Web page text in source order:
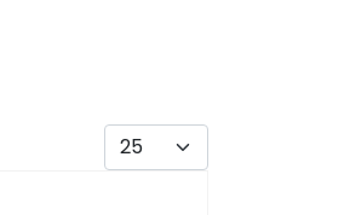
Visualizza #